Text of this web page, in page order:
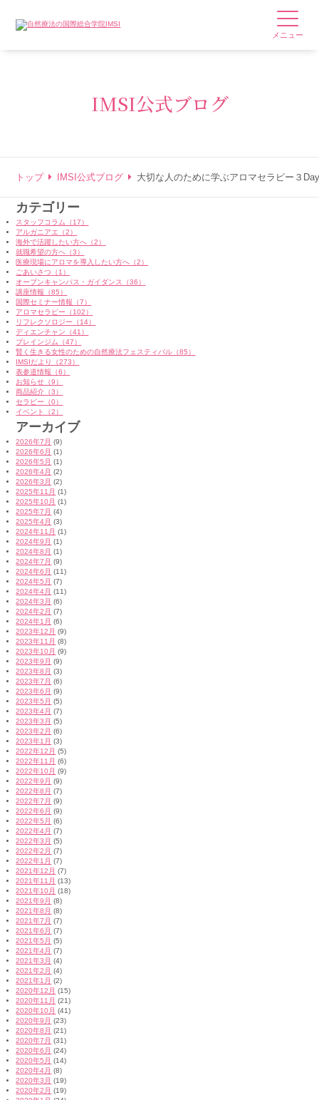
メニュー
IMSI公式ブログ
トップ IMSI公式ブログ 大切な人のために学ぶアロマセラピー３
カテゴリー
スタッフコラム（17）
アルガニアエ（2）
海外で活躍したい方へ（2）
就職希望の方へ（3）
医療現場にアロマを導入したい方へ（2）
ごあいさつ（1）
オープンキャンパス・ガイダンス（36）
講座情報（85）
国際セミナー情報（7）
アロマセラピー（102）
リフレクソロジー（14）
ディエンチャン（41）
ブレインジム（47）
賢く生きる女性のための自然療法フェスティバル（85）
IMSIだより（273）
表参道情報（6）
お知らせ（9）
商品紹介（3）
セラピー（0）
イベント（2）
アーカイブ
2026年7月 (9)
2026年6月 (1)
2026年5月 (1)
2026年4月 (2)
2026年3月 (2)
2025年11月 (1)
2025年10月 (1)
2025年7月 (4)
2025年4月 (3)
2024年11月 (1)
2024年9月 (1)
2024年8月 (1)
2024年7月 (9)
2024年6月 (11)
2024年5月 (7)
2024年4月 (11)
2024年3月 (6)
2024年2月 (7)
2024年1月 (6)
2023年12月 (9)
2023年11月 (8)
2023年10月 (9)
2023年9月 (9)
2023年8月 (3)
2023年7月 (6)
2023年6月 (9)
2023年5月 (5)
2023年4月 (7)
2023年3月 (5)
2023年2月 (6)
2023年1月 (3)
2022年12月 (5)
2022年11月 (6)
2022年10月 (9)
2022年9月 (9)
2022年8月 (7)
2022年7月 (9)
2022年6月 (9)
2022年5月 (6)
2022年4月 (7)
2022年3月 (5)
2022年2月 (7)
2022年1月 (7)
2021年12月 (7)
2021年11月 (13)
2021年10月 (18)
2021年9月 (8)
2021年8月 (8)
2021年7月 (7)
2021年6月 (7)
2021年5月 (5)
2021年4月 (7)
2021年3月 (4)
2021年2月 (4)
2021年1月 (2)
2020年12月 (15)
2020年11月 (21)
2020年10月 (41)
2020年9月 (23)
2020年8月 (21)
2020年7月 (31)
2020年6月 (24)
2020年5月 (14)
2020年4月 (8)
2020年3月 (19)
2020年2月 (19)